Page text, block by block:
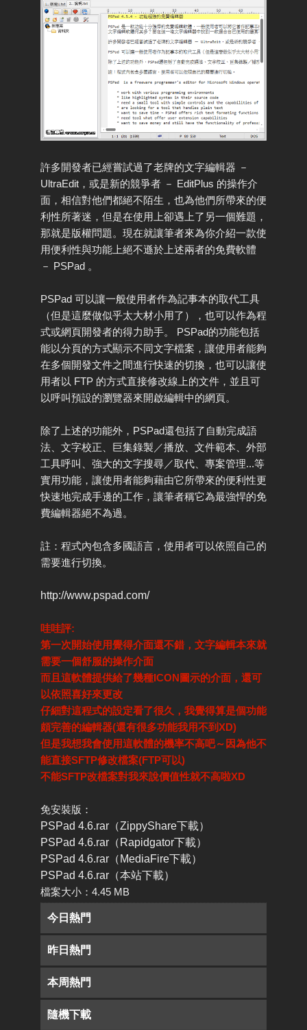
許多開發者已經嘗試過了老牌的文字編輯器 －
UltraEdit，或是新的競爭者 － EditPlus 的操作介
面，相信對他們都絕不陌生，也為他們所帶來的便
利性所著迷，但是在使用上卻遇上了另一個難題，
那就是版權問題。現在就讓筆者來為你介紹一款使
用便利性與功能上絕不遜於上述兩者的免費軟體
－ PSPad 。
PSPad 可以讓一般使用者作為記事本的取代工具
（但是這麼做似乎太大材小用了），也可以作為程
式或網頁開發者的得力助手。 PSPad的功能包括
能以分頁的方式顯示不同文字檔案，讓使用者能夠
在多個開發文件之間進行快速的切換，也可以讓使
用者以 FTP 的方式直接修改線上的文件，並且可
以呼叫預設的瀏覽器來開啟編輯中的網頁。
除了上述的功能外，PSPad還包括了自動完成語
法、文字校正、巨集錄製／播放、文件範本、外部
工具呼叫、強大的文字搜尋／取代、專案管理...等
實用功能，讓使用者能夠藉由它所帶來的便利性更
快速地完成手邊的工作，讓筆者稱它為最強悍的免
費編輯器絕不為過。
註：程式內包含多國語言，使用者可以依照自己的
需要進行切換。
http://www.pspad.com/
哇哇評:
第一次開始使用覺得介面還不錯，文字編輯本來就
需要一個舒服的操作介面
而且這軟體提供給了幾種ICON圖示的介面，還可
以依照喜好來更改
仔細對這程式的設定看了很久，我覺得算是個功能
頗完善的編輯器(還有很多功能我用不到XD)
但是我想我會使用這軟體的機率不高吧～因為他不
能直接SFTP修改檔案(FTP可以)
不能SFTP改檔案對我來說價值性就不高啦XD
免安裝版：
PSPad 4.6.rar（ZippyShare下載）
PSPad 4.6.rar（Rapidgator下載）
PSPad 4.6.rar（MediaFire下載）
PSPad 4.6.rar（本站下載）
檔案大小：4.45 MB
今日熱門
昨日熱門
本周熱門
隨機下載